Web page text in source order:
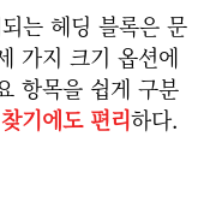
는 헤딩 블록은 문
가지 크기 옵션에
항목을 쉽게 구분
기에도 편리하다.